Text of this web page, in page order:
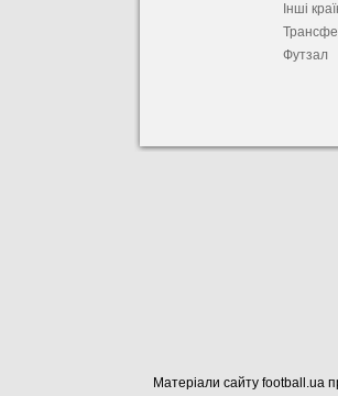
Інші
Футзал
Матеріали сайту football.ua